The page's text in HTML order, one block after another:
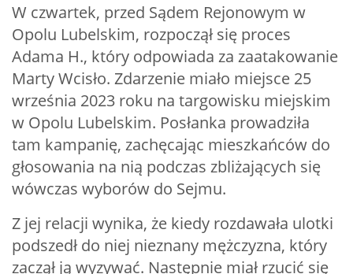
W czwartek, przed Sądem Rejonowym w
Opolu Lubelskim, rozpoczął się proces
Adama H., który odpowiada za zaatakowanie
Marty Wcisło. Zdarzenie miało miejsce 25
września 2023 roku na targowisku miejskim
w Opolu Lubelskim. Posłanka prowadziła
tam kampanię, zachęcając mieszkańców do
głosowania na nią podczas zbliżających się
wówczas wyborów do Sejmu.
Z jej relacji wynika, że kiedy rozdawała ulotki
podszedł do niej nieznany mężczyzna, który
zaczął ją wyzywać. Następnie miał rzucić się